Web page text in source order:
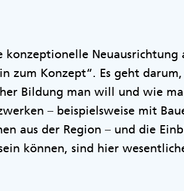
konzeptionelle Neuausrichtung
zum Konzept“. Es geht darum,
Bildung man will und wie
– beispielsweise mit
aus der Region – und die
können, sind hier